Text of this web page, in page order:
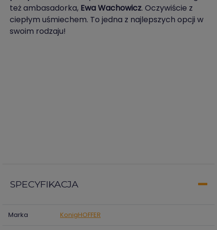
też ambasadorka, Ewa Wachowicz. Oczywiście z
ciepłym uśmiechem. To jedna z najlepszych opcji w
swoim rodzaju!
SPECYFIKACJA
Marka KonigHOFFER